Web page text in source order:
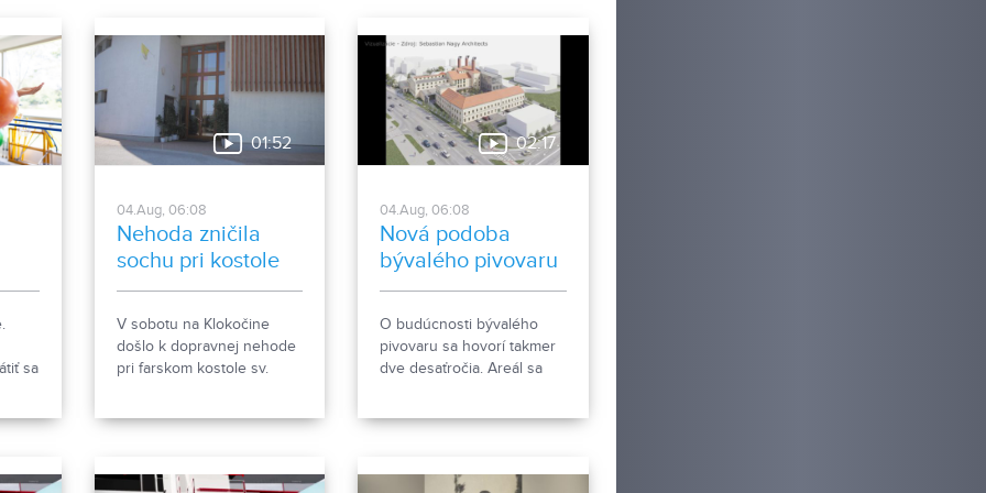
Vyššieho územného celku.
sa
01:52
04.Aug, 06:08
Nehoda zničila
sochu pri kostole
V sobotu na Klokočine
došlo k dopravnej nehode
pri farskom kostole sv.
02:17
04.Aug, 06:08
Nová podoba
bývalého pivovaru
O budúcnosti bývalého
pivovaru sa hovorí takmer
dve desaťročia. Areál sa
s výstavbou novej